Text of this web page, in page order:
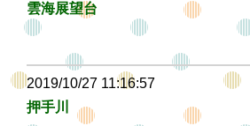
雲海展望台
2019/10/27 11:16:57
押手川